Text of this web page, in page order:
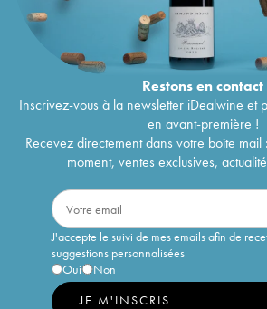
Restons encontact
Inscrivez-vous à la newsletter iDealwine et
en avant-première !
Recevez directement dans votre boîte
moment, ventes exclusives,
J'accepte le suivi de mes emails afin de
suggestions personnalisées
Oui
Non
JE M'INSCRIS